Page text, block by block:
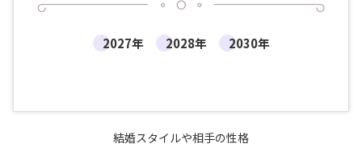
2027年 2028年 2030年
結婚スタイルや相手の性格